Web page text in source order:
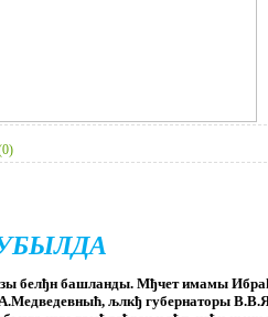
белђн башланды. Мђчет имамы
љлкђ губернаторы